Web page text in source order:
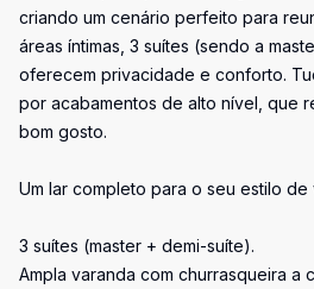
criando um cenário perfeito para
áreas íntimas, 3 suítes (sendo a
oferecem privacidade e conforto.
por acabamentos de alto nível, que
bom gosto.
Um lar completo para o seu estilo de
3 suítes (master + demi-suíte).
Ampla varanda com churrasqueira a